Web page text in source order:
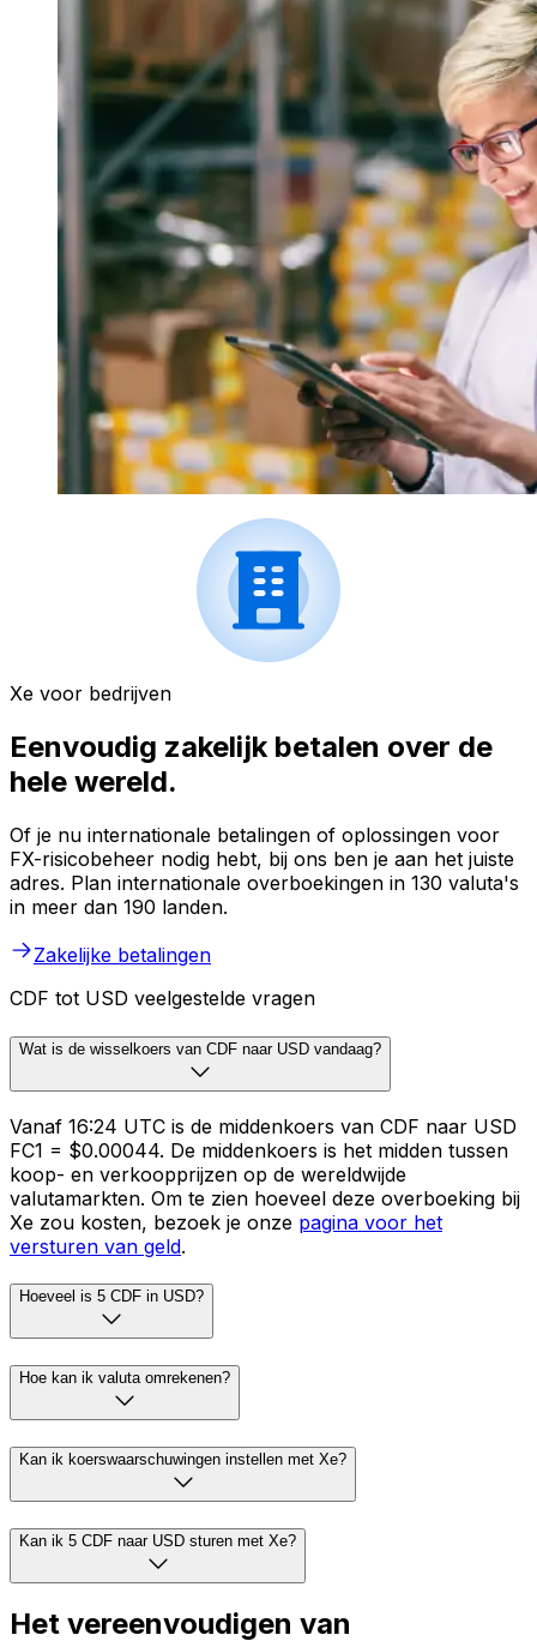
Xe voor bedrijven
Eenvoudig zakelijk betalen over de
hele wereld.
Of je nu internationale betalingen of oplossingen voor
FX-risicobeheer nodig hebt, bij ons ben je aan het juiste
adres. Plan internationale overboekingen in 130 valuta's
in meer dan 190 landen.
Zakelijke betalingen
CDF tot USD veelgestelde vragen
Wat is de wisselkoers van CDF naar USD vandaag?
Vanaf 16:24 UTC is de middenkoers van CDF naar USD
FC1 = $0.00044. De middenkoers is het midden tussen
koop- en verkoopprijzen op de wereldwijde
valutamarkten. Om te zien hoeveel deze overboeking bij
Xe zou kosten, bezoek je onze pagina voor het
versturen van geld.
Hoeveel is 5 CDF in USD?
Hoe kan ik valuta omrekenen?
Kan ik koerswaarschuwingen instellen met Xe?
Kan ik 5 CDF naar USD sturen met Xe?
Het vereenvoudigen van